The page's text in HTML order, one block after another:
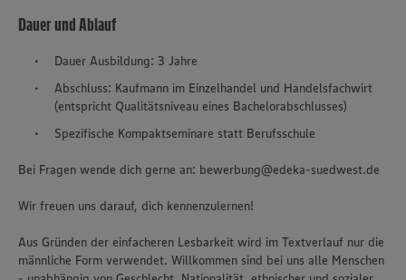
Dauer und Ablauf
Dauer Ausbildung: 3 Jahre
Abschluss: Kaufmann im Einzelhandel und Handelsfachwirt
(entspricht Qualitätsniveau eines Bachelorabschlusses)
Spezifische Kompaktseminare statt Berufsschule
Bei Fragen wende dich gerne an: bewerbung@edeka-suedwest.de
Wir freuen uns darauf, dich kennenzulernen!
Aus Gründen der einfacheren Lesbarkeit wird im Textverlauf nur die
männliche Form verwendet. Willkommen sind bei uns alle Menschen